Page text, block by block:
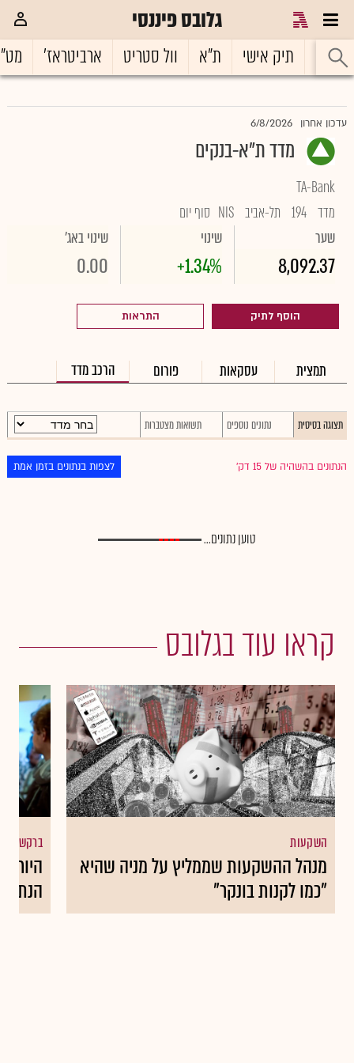
גלובס פיננסי
ראשי תיק אישי ת"א וול סטריט ארביטראז'
עדכון אחרון 6/8/2026
מדד ת"א-בנקים
TA-Bank
מדד 194 תל-אביב NIS סוף יום
שער
8,092.37
שינוי
+1.34%
שינוי באג'
0.00
הוסף לתיק התראות
תמצית עסקאות פורום הרכב מדד
תצוגה בסיסית נתונים נוספים תשואות מצטברות
הנתונים בהשהיה של 15 דק׳ לצפות בנתונים בזמן אמת
טוען נתונים...
קראו עוד בגלובס
השקעות
מנהל ההשקעות שממליץ על מניה שהיא
"כמו לקנות בונקר"
ברקשייר